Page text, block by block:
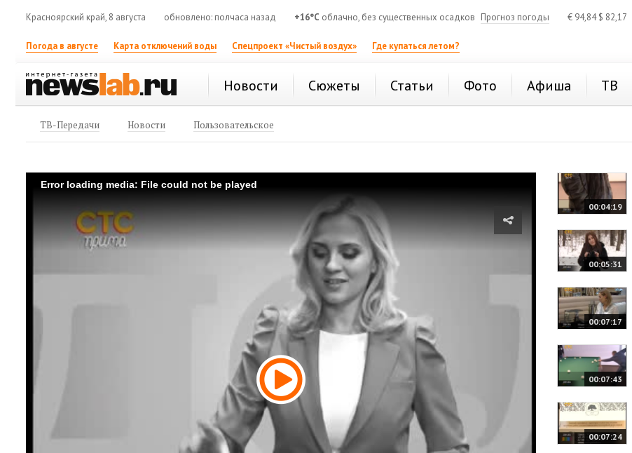
Красноярский край, 8 августа обновлено: полчаса назад +16°C облачно, без существенных осадков Прогноз погоды € 94,84$ 82,17
Погода в августе Карта отключений воды Спецпроект «Чистый воздух» Где купаться летом?
Новости Сюжеты Статьи Фото Афиша ТВ
ТВ-Передачи Новости Пользовательское
Error loading media: File could not be played
00:04:19
00:05:31
00:07:17
00:07:43
00:07:24